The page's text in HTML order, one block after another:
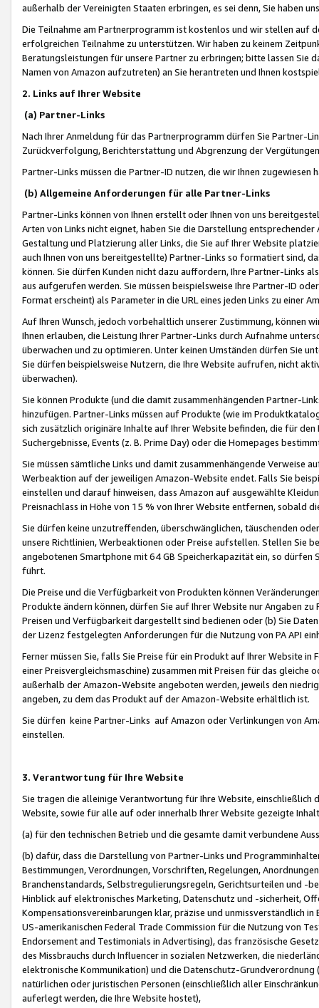
außerhalb der Vereinigten Staaten erbringen, es sei denn, Sie haben
Die Teilnahme am Partnerprogramm ist kostenlos und wir stellen auf
erfolgreichen Teilnahme zu unterstützen. Wir haben zu keinem
Beratungsleistungen für unsere Partner zu erbringen; bitte lassen Sie
Namen von Amazon aufzutreten) an Sie herantreten und Ihnen
2. Links auf Ihrer Website
(a) Partner-Links
Nach Ihrer Anmeldung für das Partnerprogramm dürfen Sie Partner-
Zurückverfolgung, Berichterstattung und Abgrenzung der
Partner-Links müssen die Partner-ID nutzen, die wir Ihnen zugewiesen
(b) Allgemeine Anforderungen für alle Partner-Links
Partner-Links können von Ihnen erstellt oder Ihnen von uns
Arten von Links nicht eignet, haben Sie die Darstellung
Gestaltung und Platzierung aller Links, die Sie auf Ihrer Website
auch Ihnen von uns bereitgestellte) Partner-Links so formatiert sind,
können. Sie dürfen Kunden nicht dazu auffordern, Ihre Partner-Links
aus aufgerufen werden. Sie müssen beispielsweise Ihre Partner-ID
Format erscheint) als Parameter in die URL eines jeden Links zu einer
Auf Ihren Wunsch, jedoch vorbehaltlich unserer Zustimmung, können
Ihnen erlauben, die Leistung Ihrer Partner-Links durch Aufnahme
überwachen und zu optimieren. Unter keinen Umständen dürfen Sie
Sie dürfen beispielsweise Nutzern, die Ihre Website aufrufen, nicht
überwachen).
Sie können Produkte (und die damit zusammenhängenden Partner-
hinzufügen. Partner-Links müssen auf Produkte (wie im
sich zusätzlich originäre Inhalte auf Ihrer Website befinden, die für
Suchergebnisse, Events (z. B. Prime Day) oder die Homepages
Sie müssen sämtliche Links und damit zusammenhängende
Werbeaktion auf der jeweiligen Amazon-Website endet. Falls Sie
einstellen und darauf hinweisen, dass Amazon auf ausgewählte
Preisnachlass in Höhe von 15 % von Ihrer Website entfernen, sobald
Sie dürfen keine unzutreffenden, überschwänglichen, täuschenden
unsere Richtlinien, Werbeaktionen oder Preise aufstellen. Stellen Sie
angebotenen Smartphone mit 64 GB Speicherkapazität ein, so dürfen
führt.
Die Preise und die Verfügbarkeit von Produkten können
Produkte ändern können, dürfen Sie auf Ihrer Website nur Angaben
Preisen und Verfügbarkeit dargestellt sind bedienen oder (b) Sie
der Lizenz festgelegten Anforderungen für die Nutzung von PA API
Ferner müssen Sie, falls Sie Preise für ein Produkt auf Ihrer Website
einer Preisvergleichsmaschine) zusammen mit Preisen für das
außerhalb der Amazon-Website angeboten werden, jeweils den
angeben, zu dem das Produkt auf der Amazon-Website erhältlich ist.
Sie dürfen keine Partner-Links auf Amazon oder Verlinkungen von
einstellen.
3. Verantwortung für Ihre Website
Sie tragen die alleinige Verantwortung für Ihre Website,
Website, sowie für alle auf oder innerhalb Ihrer Website gezeigte
(a) für den technischen Betrieb und die gesamte damit verbundene
(b) dafür, dass die Darstellung von Partner-Links und
Bestimmungen, Verordnungen, Vorschriften, Regelungen,
Branchenstandards, Selbstregulierungsregeln, Gerichtsurteilen und -
Hinblick auf elektronisches Marketing, Datenschutz und -sicherheit,
Kompensationsvereinbarungen klar, präzise und unmissverständlich
US-amerikanischen Federal Trade Commission für die Nutzung von
Endorsement and Testimonials in Advertising), das französische
des Missbrauchs durch Influencer in sozialen Netzwerken, die
elektronische Kommunikation) und die Datenschutz-
natürlichen oder juristischen Personen (einschließlich aller
auferlegt werden, die Ihre Website hostet),